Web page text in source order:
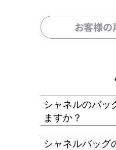
お客様
シャネルのバッ
ますか？
シャネルバッグ